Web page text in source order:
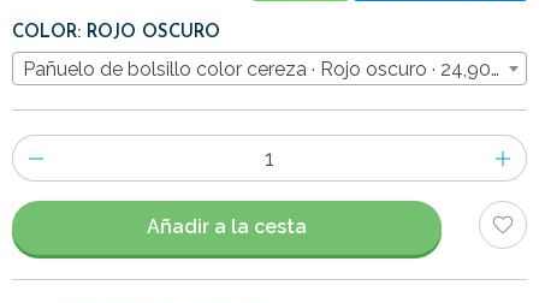
COLOR: ROJO OSCURO
Pañuelo de bolsillo color cereza · Rojo oscuro · 24,90€
Número
de
artículos
Añadir a la cesta